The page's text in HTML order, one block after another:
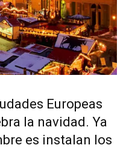
Europeas
la navidad. Ya
es instalan los